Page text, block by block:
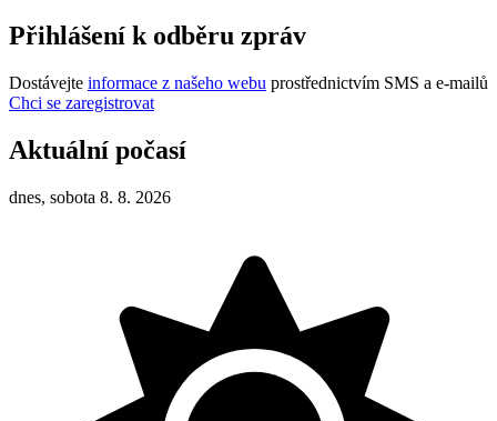
Přihlášení k odběru zpráv
Dostávejte informace z našeho webu prostřednictvím SMS a e-mailů
Chci se zaregistrovat
Aktuální počasí
dnes, sobota 8. 8. 2026